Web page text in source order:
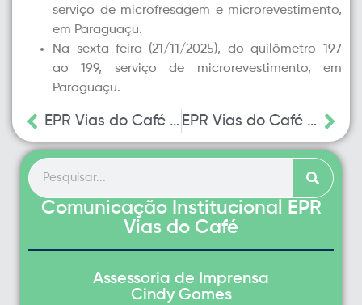
Comunicação Institucional EPR
Vias do Café
Assessoria de Imprensa
Cindy Gomes
serviço de microfresagem e microrevestimento,
em Paraguaçu.
Na sexta-feira (21/11/2025), do quilômetro 197
ao 199, serviço de microrevestimento, em
Paraguaçu.
EPR Vias do Café programa obras na MGC-491, entre Varginha e Três Corações, para este fim de semana EPR Vias do Café prepara operação para garantir convivência segura nas rodovias durante o feriado